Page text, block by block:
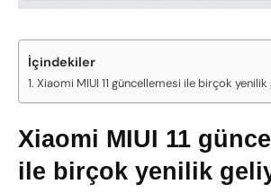
İçindekiler
Xiaomi MIUI 11 güncellemesi ile birçok
Xiaomi MIUI 11
ile birçok yenilik